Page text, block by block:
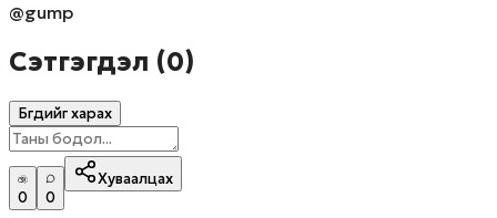
@gump
Сэтгэгдэл (0)
Бүгдийг харах
0 0
Хуваалцах